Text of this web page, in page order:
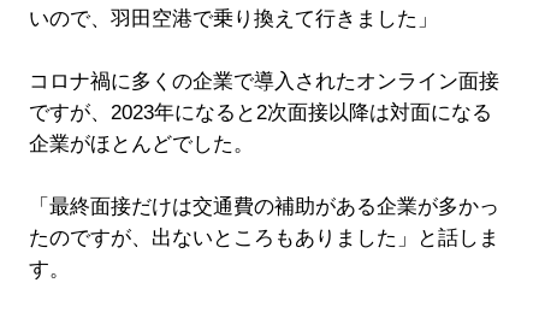
いので、羽田空港で乗り換えて行きました」
コロナ禍に多くの企業で導入されたオンライン面接
ですが、2023年になると2次面接以降は対面になる
企業がほとんどでした。
「最終面接だけは交通費の補助がある企業が多かっ
たのですが、出ないところもありました」と話しま
す。